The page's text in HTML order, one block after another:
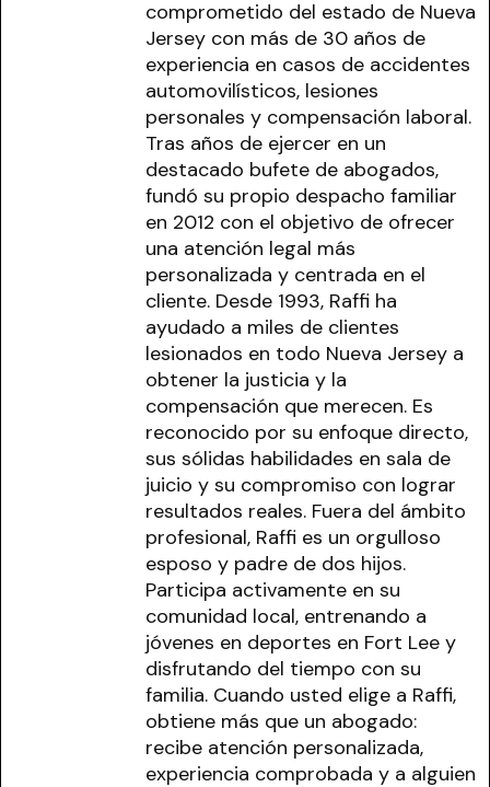
comprometido del estado de Nueva
Jersey con más de 30 años de
experiencia en casos de accidentes
automovilísticos, lesiones
personales y compensación laboral.
Tras años de ejercer en un
destacado bufete de abogados,
fundó su propio despacho familiar
en 2012 con el objetivo de ofrecer
una atención legal más
personalizada y centrada en el
cliente. Desde 1993, Raffi ha
ayudado a miles de clientes
lesionados en todo Nueva Jersey a
obtener la justicia y la
compensación que merecen. Es
reconocido por su enfoque directo,
sus sólidas habilidades en sala de
juicio y su compromiso con lograr
resultados reales. Fuera del ámbito
profesional, Raffi es un orgulloso
esposo y padre de dos hijos.
Participa activamente en su
comunidad local, entrenando a
jóvenes en deportes en Fort Lee y
disfrutando del tiempo con su
familia. Cuando usted elige a Raffi,
obtiene más que un abogado:
recibe atención personalizada,
experiencia comprobada y a alguien